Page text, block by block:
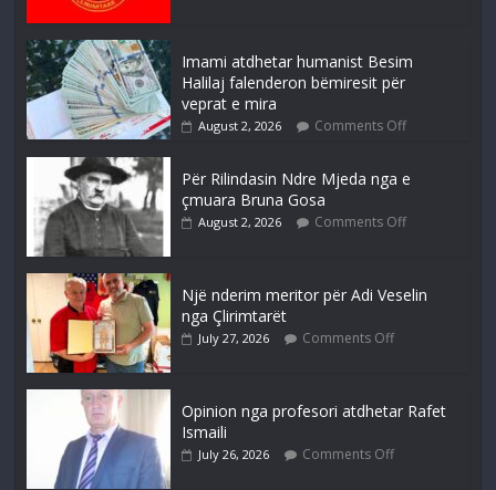
Imami atdhetar humanist Besim
Halilaj falenderon bëmiresit për
veprat e mira
August 2, 2026 Comments Off
Për Rilindasin Ndre Mjeda nga e
çmuara Bruna Gosa
August 2, 2026 Comments Off
Një nderim meritor për Adi Veselin
nga Çlirimtarët
July 27, 2026 Comments Off
Opinion nga profesori atdhetar Rafet
Ismaili
July 26, 2026 Comments Off